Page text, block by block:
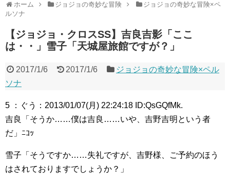
ホーム ジョジョの奇妙な冒険
ジョジョの奇妙な冒険×ペ
ルソナ
【ジョジョ・クロスSS】吉良吉影「ここ
は・・」雪子「天城屋旅館ですが？」
2017/1/6 2017/1/6
ジョジョの奇妙な冒険×ペル
ソナ
5 ：ぐう：2013/01/07(月) 22:24:18 ID:QsGQfMk.
吉良「そうか……僕は吉良……いや、吉野吉明という者
だ」ﾆｺｯ
雪子「そうですか……失礼ですが、吉野様、ご予約のほう
はされておりますでしょうか？」